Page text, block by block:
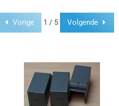
Vorige 1 / 5 Volgende